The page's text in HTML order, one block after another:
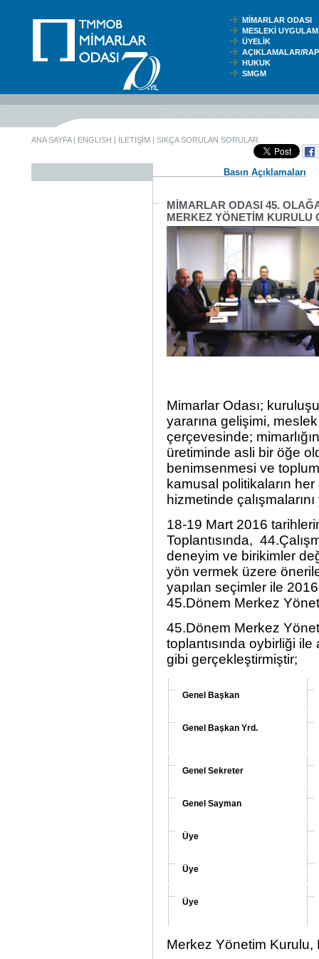
MİMARLAR ODASI
MESLEKİ
ÜYELİK
AÇIKLAMALAR/
HUKUK
SMGM
ANA SAYFA| ENGLISH | İLETİŞİM | SIKÇA SORULAN SORULAR
Basın Açıklamaları
MİMARLAR ODASI 45.
MERKEZ YÖNETİM KURULU
Mimarlar Odası;
yararına gelişimi,
çerçevesinde;
üretiminde asli bir öğe
benimsenmesi ve
kamusal politikaların
hizmetinde
18-19 Mart 2016
Toplantısında,
deneyim ve birikimler
yön vermek üzere
yapılan seçimler ile
45.Dönem Merkez
45.Dönem Merkez
toplantısında oybirliği ile
gibi gerçekleştirmiştir;
Genel Başkan
Genel Başkan Yrd.
Genel Sekreter
Genel Sayman
Üye
Üye
Üye
Merkez Yönetim Kurulu,